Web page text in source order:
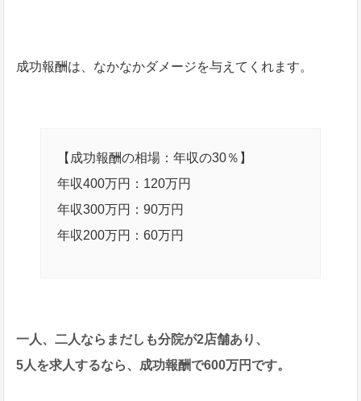
成功報酬は、なかなかダメージを与えてくれます。
【成功報酬の相場：年収の30％】
年収400万円：120万円
年収300万円：90万円
年収200万円：60万円
一人、二人ならまだしも分院が2店舗あり、
5人を求人するなら、成功報酬で600万円です。